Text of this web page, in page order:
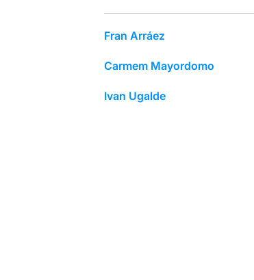
Fran Arráez
Carmem Mayordomo
Ivan Ugalde